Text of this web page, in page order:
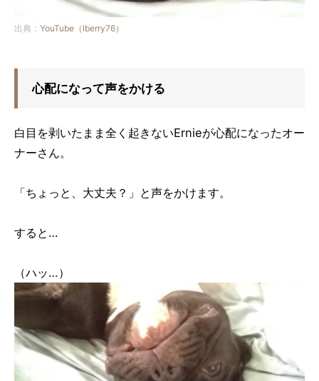
出典： YouTube（lberry76）
心配になって声をかける
白目を剥いたまま全く起きないErnieが心配になったオー
ナーさん。
「ちょっと、大丈夫？」と声をかけます。
すると…
（ハッ…）